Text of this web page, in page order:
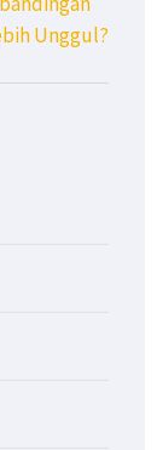
Unggul?